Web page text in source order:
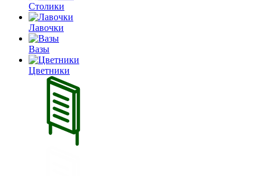
Столики
Лавочки
Вазы
Цветники